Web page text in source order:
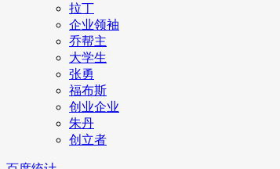
拉丁
企业领袖
乔帮主
大学生
张勇
福布斯
创业企业
朱丹
创立者